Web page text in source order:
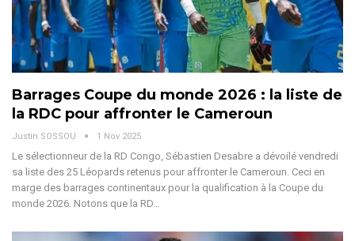
Barrages Coupe du monde 2026 : la liste de
la RDC pour affronter le Cameroun
Justin SOSSOU 1 Nov 2025
Le sélectionneur de la RD Congo, Sébastien Desabre a dévoilé vendredi
sa liste des 25 Léopards retenus pour affronter le Cameroun. Ceci en
marge des barrages continentaux pour la qualification à la Coupe du
monde 2026. Notons que la RD